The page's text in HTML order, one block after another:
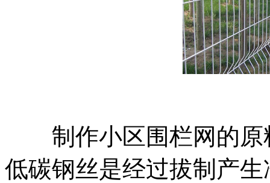
制作小区围栏网的原
低碳钢丝是经过拔制产